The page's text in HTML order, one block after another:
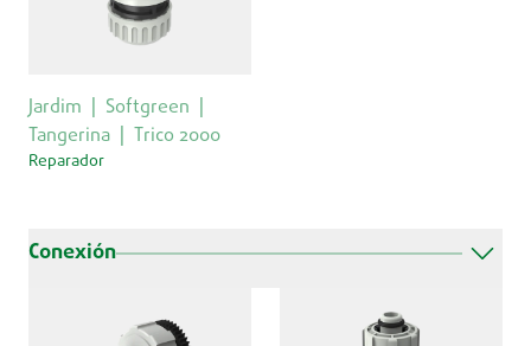
Jardim
Softgreen
Tangerina
Trico 2000
Reparador
Conexión